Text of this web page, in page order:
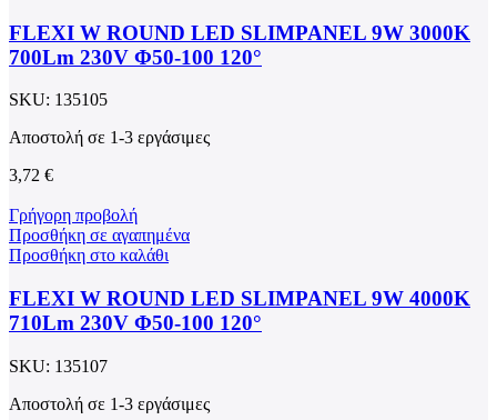
FLEXI W ROUND LED SLIMPANEL 9W 3000K
700Lm 230V Φ50-100 120°
SKU: 135105
Αποστολή σε 1-3 εργάσιμες
3,72 €
Γρήγορη προβολή
Προσθήκη σε αγαπημένα
Προσθήκη στο καλάθι
FLEXI W ROUND LED SLIMPANEL 9W 4000K
710Lm 230V Φ50-100 120°
SKU: 135107
Αποστολή σε 1-3 εργάσιμες